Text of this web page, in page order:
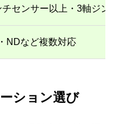
チセンサー以上・3軸ジン
NDなど複数対応
ション選び